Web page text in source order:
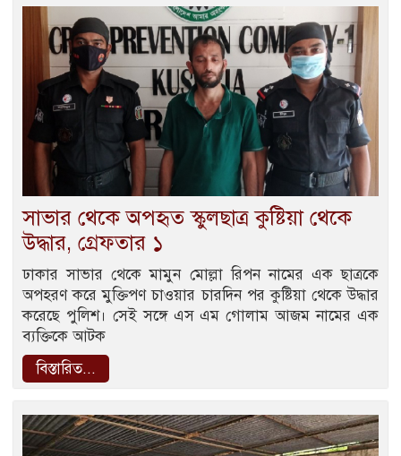
সাভার থেকে অপহৃত স্কুলছাত্র কুষ্টিয়া থেকে
উদ্ধার, গ্রেফতার ১
ঢাকার সাভার থেকে মামুন মোল্লা রিপন নামের এক ছাত্রকে
অপহরণ করে মুক্তিপণ চাওয়ার চারদিন পর কুষ্টিয়া থেকে উদ্ধার
করেছে পুলিশ। সেই সঙ্গে এস এম গোলাম আজম নামের এক
ব্যক্তিকে আটক
বিস্তারিত...